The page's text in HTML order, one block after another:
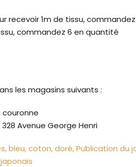
recevoir 1m de tissu, commandez
commandez 6 en quantité
les magasins suivants :
couronne
Avenue George Henri
bleu coton doré Publication du